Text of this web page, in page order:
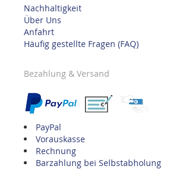
Nachhaltigkeit
Über Uns
Anfahrt
Häufig gestellte Fragen (FAQ)
Bezahlung & Versand
PayPal
Vorauskasse
Rechnung
Barzahlung bei Selbstabholung